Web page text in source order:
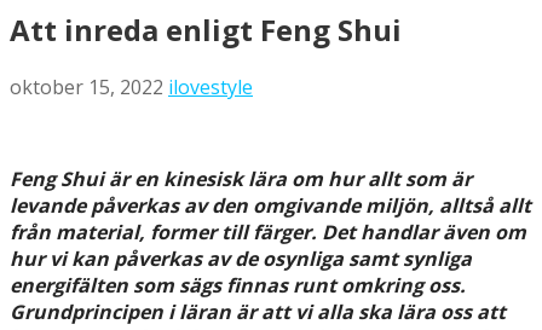
Att inreda enligt Feng Shui
oktober 15, 2022 ilovestyle
Feng Shui är en kinesisk lära om hur allt som är
levande påverkas av den omgivande miljön, alltså allt
från material, former till färger. Det handlar även om
hur vi kan påverkas av de osynliga samt synliga
energifälten som sägs finnas runt omkring oss.
Grundprincipen i läran är att vi alla ska lära oss att